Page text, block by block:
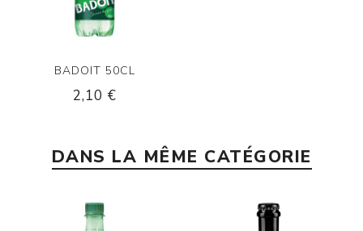
BADOIT 50CL
2,10 €
DANS LA MÊME CATÉGORIE